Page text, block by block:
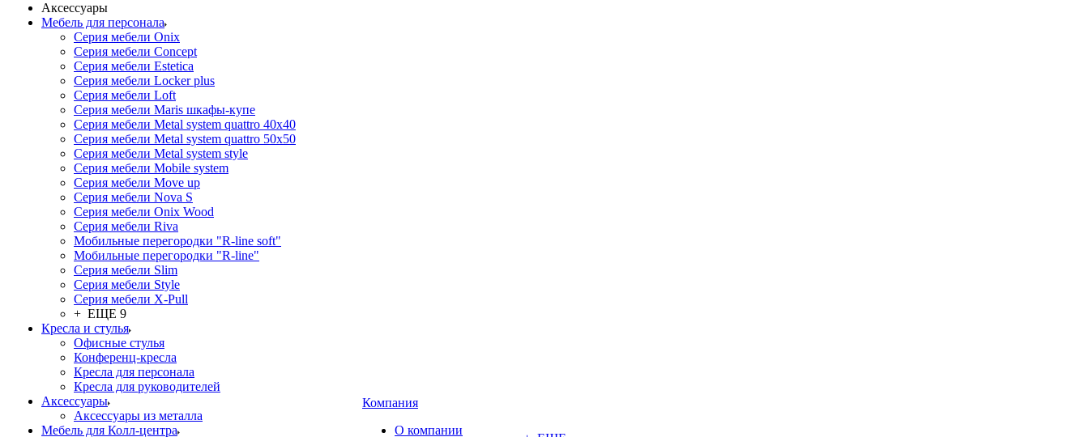
Аксессуары
Мебель для персонала
Серия мебели Onix
Серия мебели Concept
Серия мебели Estetica
Серия мебели Locker plus
Серия мебели Loft
Серия мебели Maris шкафы-купе
Серия мебели Metal system quattro 40x40
Серия мебели Metal system quattro 50x50
Серия мебели Metal system style
Серия мебели Mobile system
Серия мебели Move up
Серия мебели Nova S
Серия мебели Onix Wood
Серия мебели Riva
Мобильные перегородки "R-line soft"
Мобильные перегородки "R-line"
Серия мебели Slim
Серия мебели Style
Серия мебели X-Pull
+ ЕЩЕ 9
Кресла и стулья
Офисные стулья
Конференц-кресла
Кресла для персонала
Кресла для руководителей
Аксессуары
Аксессуары из металла
Мебель для Колл-центра
Компания
О компании